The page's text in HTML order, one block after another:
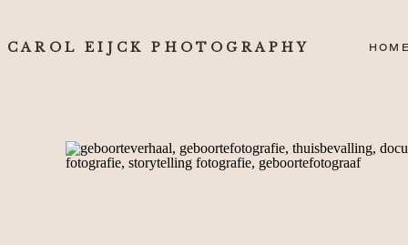
CAROL EIJCK PHOTOGRAPHY